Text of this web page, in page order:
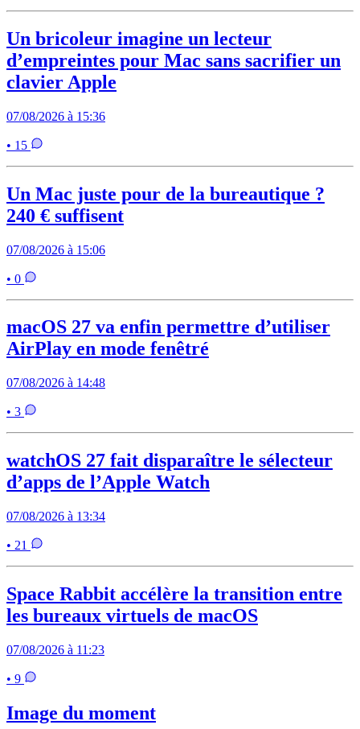
Un bricoleur imagine un lecteur
d’empreintes pour Mac sans sacrifier un
clavier Apple
07/08/2026 à 15:36
• 15
Un Mac juste pour de la bureautique ?
240 € suffisent
07/08/2026 à 15:06
• 0
macOS 27 va enfin permettre d’utiliser
AirPlay en mode fenêtré
07/08/2026 à 14:48
• 3
watchOS 27 fait disparaître le sélecteur
d’apps de l’Apple Watch
07/08/2026 à 13:34
• 21
Space Rabbit accélère la transition entre
les bureaux virtuels de macOS
07/08/2026 à 11:23
• 9
Image du moment